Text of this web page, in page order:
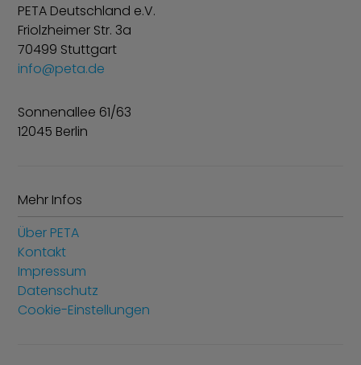
PETA Deutschland e.V.
Friolzheimer Str. 3a
70499 Stuttgart
info@peta.de
Sonnenallee 61/63
12045 Berlin
Mehr Infos
Über PETA
Kontakt
Impressum
Datenschutz
Cookie-Einstellungen